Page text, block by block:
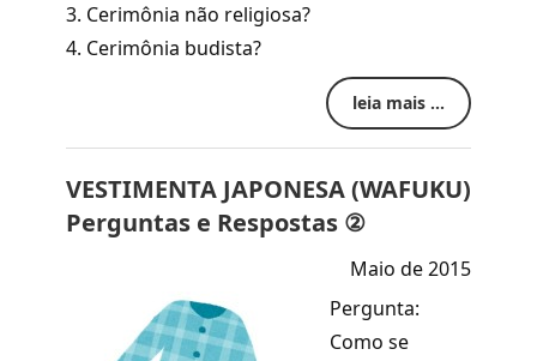
3. Cerimônia não religiosa?
4. Cerimônia budista?
leia mais ...
VESTIMENTA JAPONESA (WAFUKU)
Perguntas e Respostas ②
Maio de 2015
Pergunta:
Como se